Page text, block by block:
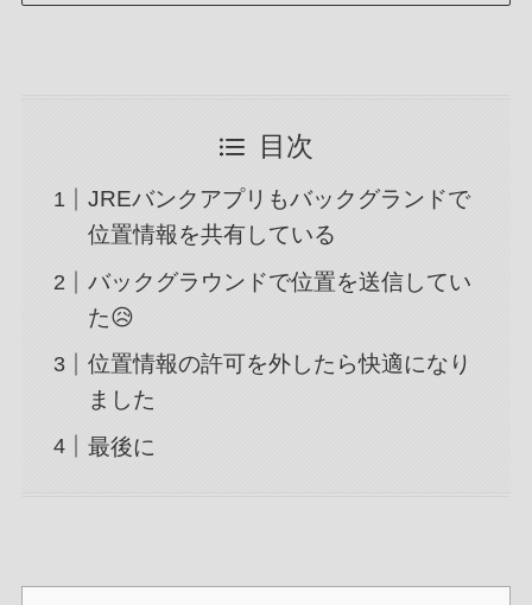
目次
JREバンクアプリもバックグランドで
位置情報を共有している
バックグラウンドで位置を送信してい
た😥
位置情報の許可を外したら快適になり
ました
最後に